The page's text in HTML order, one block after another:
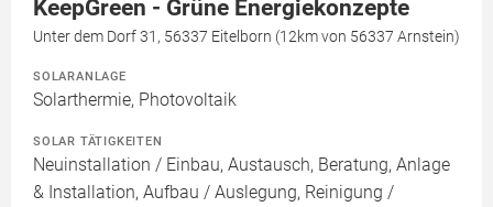
KeepGreen - Grüne Energiekonzepte
Unter dem Dorf 31, 56337 Eitelborn (12km von 56337 Arnstein)
SOLARANLAGE
Solarthermie, Photovoltaik
SOLAR TÄTIGKEITEN
Neuinstallation / Einbau, Austausch, Beratung, Anlage
& Installation, Aufbau / Auslegung, Reinigung /